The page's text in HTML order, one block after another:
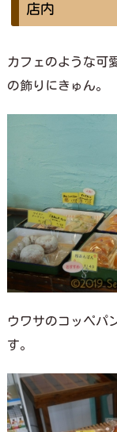
店内
カフェのような可
の飾りにきゅん。
ウワサのコッペパ
す。